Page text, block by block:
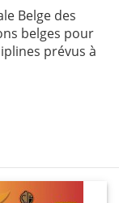
Belge des
belges pour
prévus à